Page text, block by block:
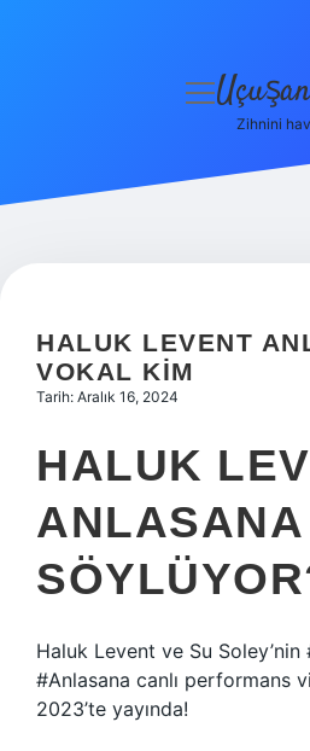
Hakkımızda
menüyü
Zihnini
HALUK LEVENT
VOKAL KIM
Tarih: Aralık 16, 2024
HALUK
Haluk Levent ve Su Soley’nin
#Anlasana canlı performans
2023’te yayında!